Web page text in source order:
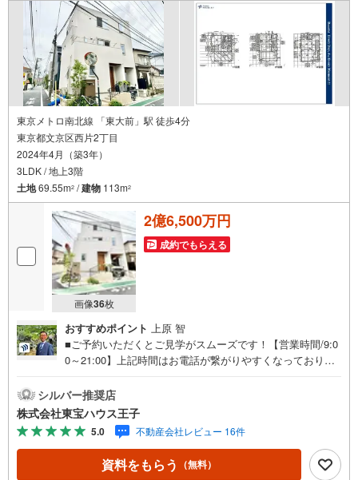
え・最寄駅等でお待ち合わせ、弊社へのご来社など、ご相
談くださいませ。■お車の無料提携駐車場がございます。
東京メトロ南北線 「東大前」駅 徒歩4分
東京都文京区西片2丁目
2024年4月（築3年）
3LDK / 地上3階
土地69.55m2 /建物 113m2
画像36枚
2億6,500万円
成約でもらえる
おすすめポイント 上原 智
■ご予約いただくとご見学がスムーズです！【営業時間/9:0
0～21:00】上記時間はお電話が繋がりやすくなっておりま
にお電話ください！下記のお申込み方法も可能です！ご見
学希望のお客様:右上の「室内・現地を見学する」をクリッ
クして下さい。資料請求希望のお客様:右上の「資料をもら
う」をクリックして下さい。【東宝ハウス王子のポイン
ト】（1）不動産のご提案から資金計画・ライフシミュレー
ションのご相談・無理のないライフプラン、提携による低
シルバー推奨店
株式会社東宝ハウス王子
5.0 不動産会社レビュー 16件
資料をもらう （無料）